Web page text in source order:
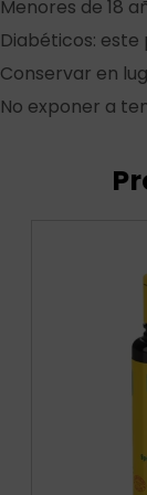
Menores de 18
Diabéticos:
Conservar en
No exponer a